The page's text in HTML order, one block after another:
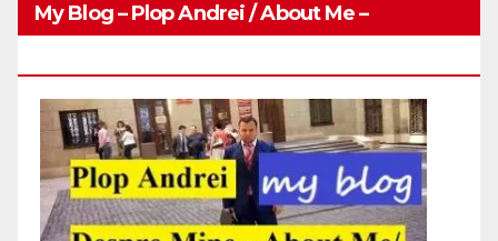
My Blog – Plop Andrei / About Me –